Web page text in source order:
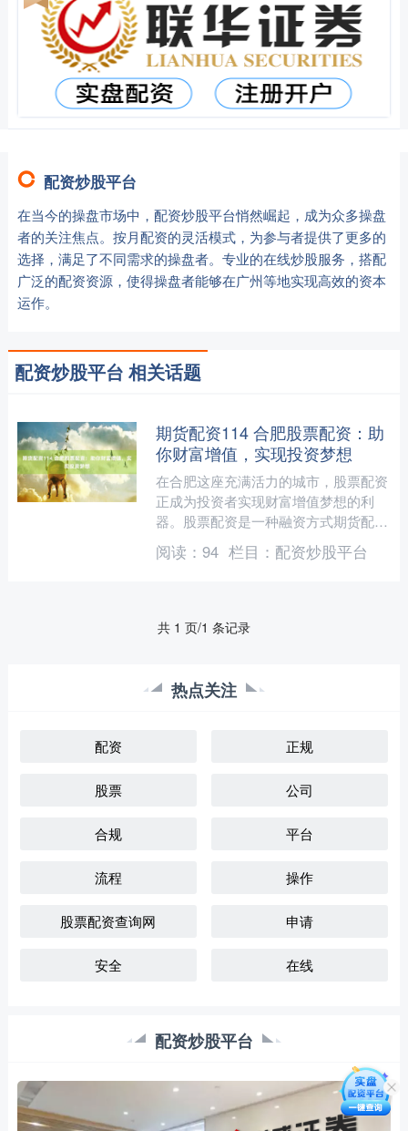
配资炒股平台
在当今的操盘市场中，配资炒股平台悄然崛起，成为众多操盘
者的关注焦点。按月配资的灵活模式，为参与者提供了更多的
选择，满足了不同需求的操盘者。专业的在线炒股服务，搭配
广泛的配资资源，使得操盘者能够在广州等地实现高效的资本
运作。
配资炒股平台 相关话题
期货配资114 合肥股票配资：助
你财富增值，实现投资梦想
在合肥这座充满活力的城市，股票配资
正成为投资者实现财富增值梦想的利
器。股票配资是一种融资方式期货配资
114，允许投资者使用杠杆来放大其投
资规模，从而获得更高的潜....
阅读： 94 栏目： 配资炒股平台
共 1 页/1 条记录
热点关注
配资 正规
股票 公司
合规 平台
流程 操作
股票配资查询网 申请
安全 在线
配资炒股平台